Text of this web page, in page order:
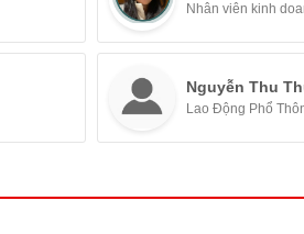
Nhân viên kinh
Nguyễn Thu
Lao Động Phổ